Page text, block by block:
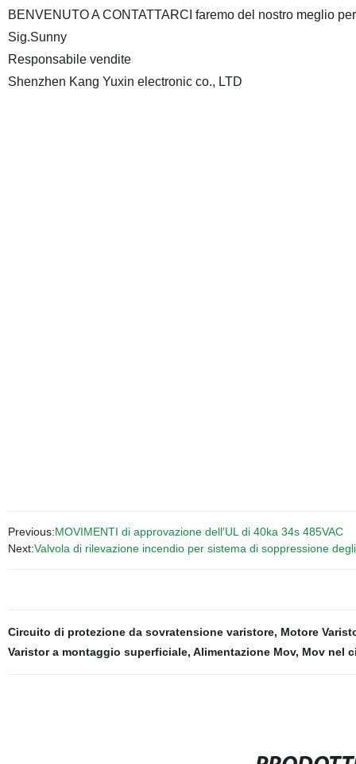
BENVENUTO A CONTATTARCI faremo del nostro meglio
Sig.Sunny
Responsabile vendite
Shenzhen Kang Yuxin electronic co., LTD
Previous:MOVIMENTI di approvazione dell′UL di 40ka 34s 485VAC
Next:Valvola di rilevazione incendio per sistema di soppressione
Circuito di protezione da sovratensione varistore, Motore
Varistor a montaggio superficiale, Alimentazione Mov, Mov nel